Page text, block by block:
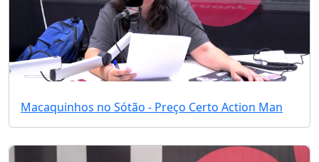
Macaquinhos no Sótão - Preço Certo Action Man